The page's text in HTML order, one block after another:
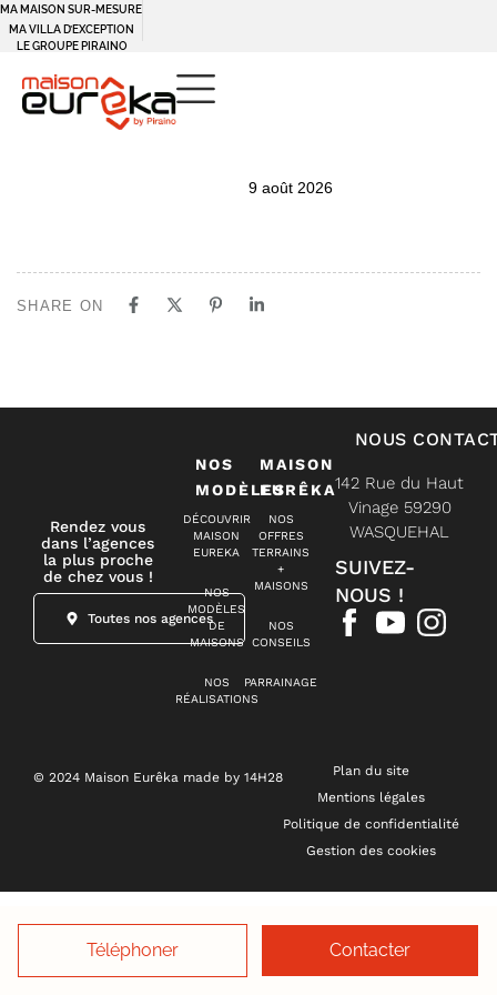
Téléphoner Contacter
MA MAISON SUR-MESURE
MA VILLA D’EXCEPTION
LE GROUPE PIRAINO
9 août 2026
SHARE ON
Rendez vous
dans l’agences
la plus proche
de chez vous !
Toutes nos agences
NOS
MODÈLES
DÉCOUVRIR
MAISON
EUREKA
NOS
MODÈLES
DE
MAISONS
NOS
RÉALISATIONS
MAISON
EURÊKA
NOS
OFFRES
TERRAINS
+
MAISONS
NOS
CONSEILS
PARRAINAGE
NOUS
142 Rue du Haut
Vinage 59290
WASQUEHAL
SUIVEZ-
NOUS !
© 2024 Maison Eurêka made by 14H28
Plan du site
Mentions légales
Politique de confidentialité
Gestion des cookies